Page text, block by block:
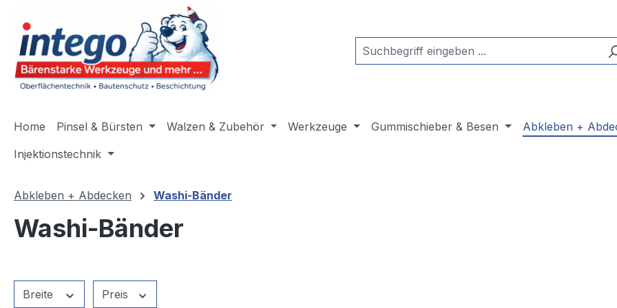
Zur Hauptnavigation springen
Home Pinsel & Bürsten Walzen & Zubehör Werkzeuge Gummischieber & Besen Abkleben +
Injektionstechnik
Abkleben + Abdecken Washi-Bänder
Washi-Bänder
Breite Preis